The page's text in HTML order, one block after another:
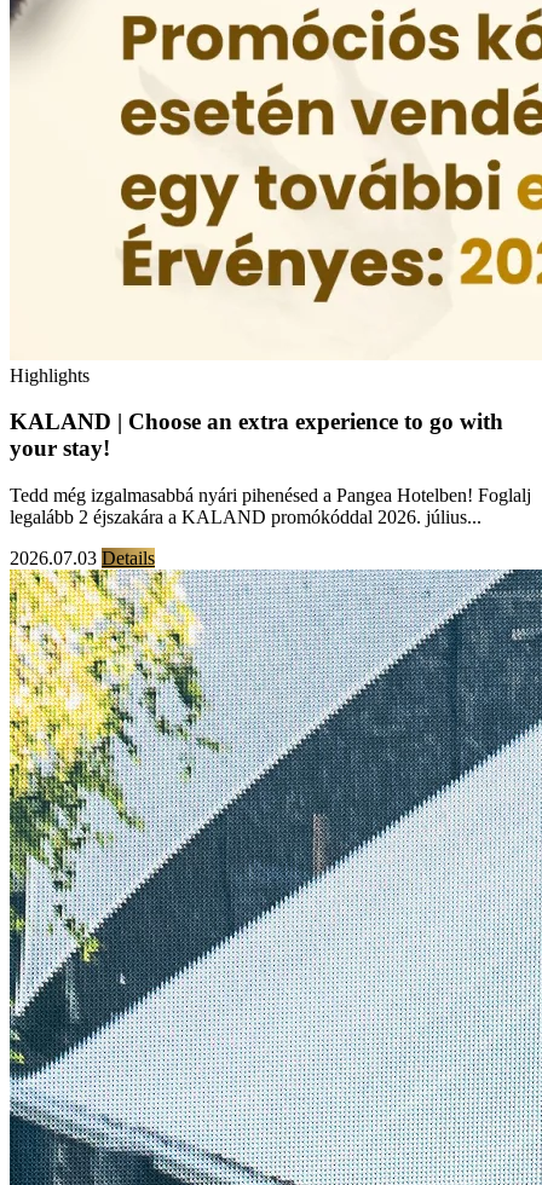
Highlights
KALAND | Choose an extra experience to go with
your stay!
Tedd még izgalmasabbá nyári pihenésed a Pangea Hotelben! Foglalj
legalább 2 éjszakára a KALAND promókóddal 2026. július...
2026.07.03 Details